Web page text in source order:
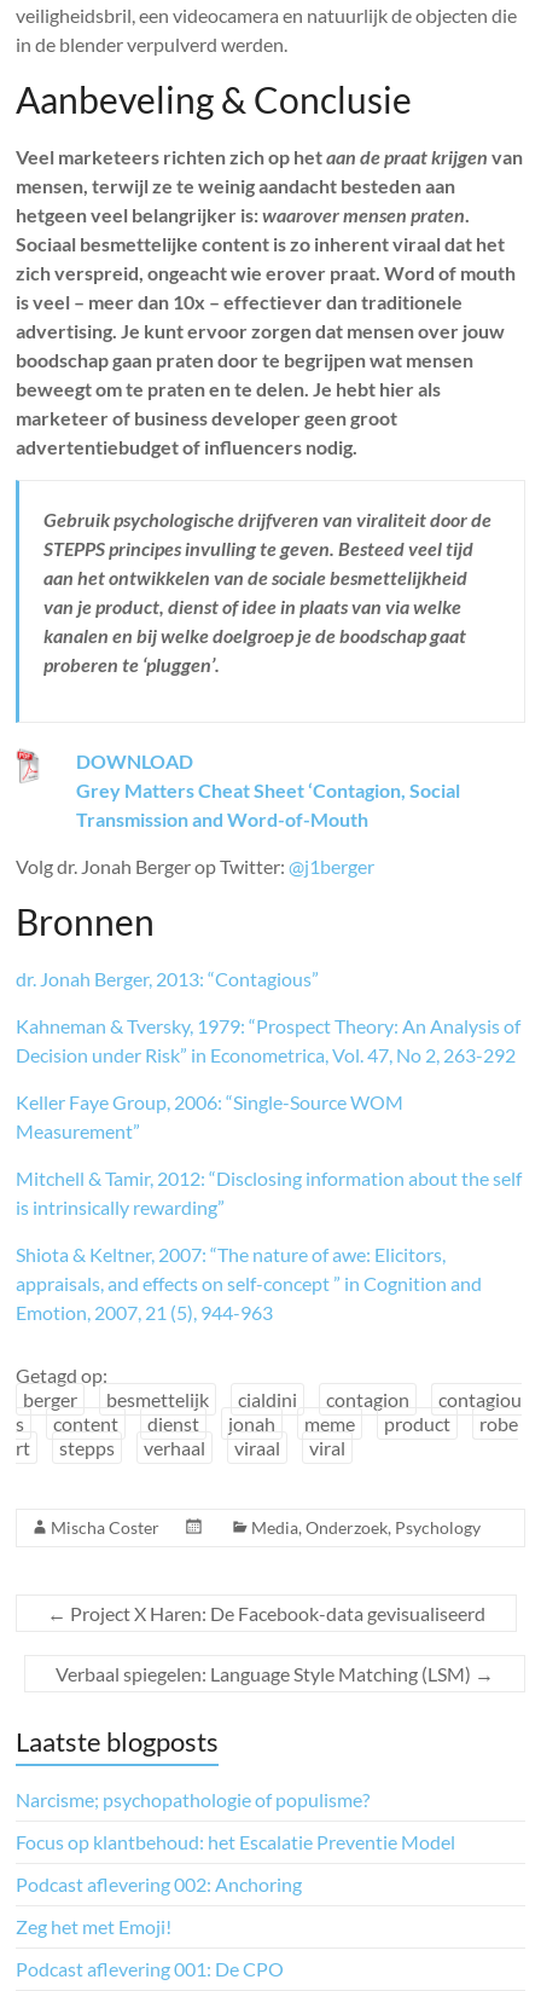
veiligheidsbril, een videocamera en natuurlijk de objecten die
in de blender verpulverd werden.
Aanbeveling & Conclusie
Veel marketeers richten zich op hetaan de praat krijgen van
mensen, terwijl ze te weinig aandacht besteden aan
hetgeen veel belangrijker is:waarover mensen praten.
Sociaal besmettelijke content is zo inherent viraal dat het
zich verspreid, ongeacht wie erover praat.Word of mouth
is veel – meer dan 10x – effectiever dan traditionele
advertising. Je kunt ervoor zorgen dat mensen over jouw
boodschap gaan praten door te begrijpen wat mensen
beweegt om te praten en te delen. Je hebt hier als
marketeer of business developer geen groot
advertentiebudget of influencers nodig.
Gebruik psychologische drijfveren van viraliteit door de
STEPPS principes invulling te geven. Besteed veel tijd
aan het ontwikkelen van de sociale besmettelijkheid
van je product, dienst of idee in plaats van via welke
kanalen en bij welke doelgroep je de boodschap gaat
proberen te ‘pluggen’.
DOWNLOAD
Grey Matters Cheat Sheet ‘Contagion, Social
Transmission and Word-of-Mouth
Volg dr. Jonah Berger op Twitter:@j1berger
Bronnen
dr. Jonah Berger, 2013: “Contagious”
Kahneman & Tversky, 1979: “Prospect Theory: An Analysis of
Decision under Risk” in Econometrica, Vol. 47, No 2, 263-292
Keller Faye Group, 2006: “Single-Source WOM
Measurement”
Mitchell & Tamir, 2012: “Disclosing information about the self
is intrinsically rewarding”
Shiota & Keltner, 2007: “The nature of awe: Elicitors,
appraisals, and effects on self-concept ” in Cognition and
Emotion, 2007, 21 (5), 944-963
Getagd op:
berger
besmettelijk cialdini contagion
contagiou
s
content dienst jonah meme product
robe
rt
stepps verhaal viraal viral
Mischa Coster Media,Onderzoek, Psychology
← Project X Haren: De Facebook-data gevisualiseerd
Verbaal spiegelen: Language Style Matching (LSM) →
Laatste blogposts
Narcisme; psychopathologie of populisme?
Focus op klantbehoud: het Escalatie Preventie Model
Podcast aflevering 002: Anchoring
Zeg het met Emoji!
Podcast aflevering 001: De CPO